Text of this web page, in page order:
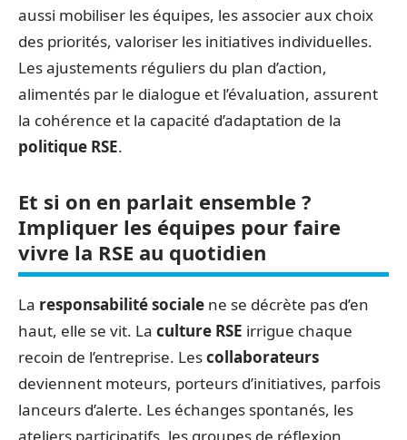
aussi mobiliser les équipes, les associer aux choix
des priorités, valoriser les initiatives individuelles.
Les ajustements réguliers du plan d’action,
alimentés par le dialogue et l’évaluation, assurent
la cohérence et la capacité d’adaptation de la
politique RSE.
Et si on en parlait ensemble ?
Impliquer les équipes pour faire
vivre la RSE au quotidien
La responsabilité sociale ne se décrète pas d’en
haut, elle se vit. La culture RSE irrigue chaque
recoin de l’entreprise. Lescollaborateurs
deviennent moteurs, porteurs d’initiatives, parfois
lanceurs d’alerte. Les échanges spontanés, les
ateliers participatifs, les groupes de réflexion